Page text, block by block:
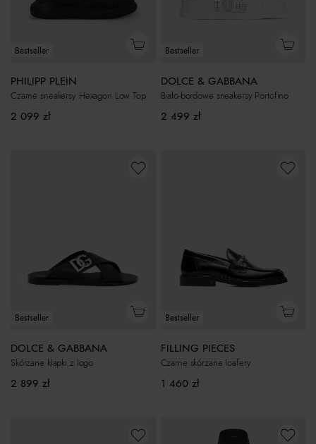
Bestseller
PHILIPP PLEIN
Czarne sneakersy Hexagon Low Top
2 099 zł
Bestseller
DOLCE & GABBANA
Biało-bordowe sneakersy Portofino
2 499 zł
Bestseller
DOLCE & GABBANA
Skórzane klapki z logo
2 899 zł
Bestseller
FILLING PIECES
Czarne skórzane loafery
1 460 zł